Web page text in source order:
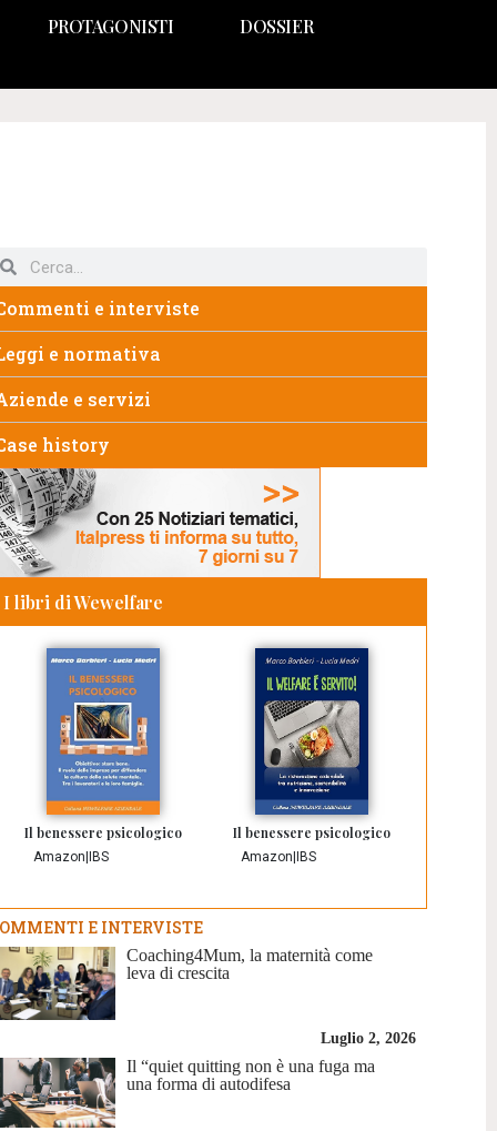
PROTAGONISTI DOSSIER
e interviste
e normativa
e servizi
history
I libri di Wewelfare
Il benessere psicologico
Amazon IBS
Il benessere psicologico
Amazon IBS
E INTERVISTE
Coaching4Mum, la maternità come
leva di crescita
Luglio 2, 2026
Il “quiet quitting non è una fuga ma
una forma di autodifesa